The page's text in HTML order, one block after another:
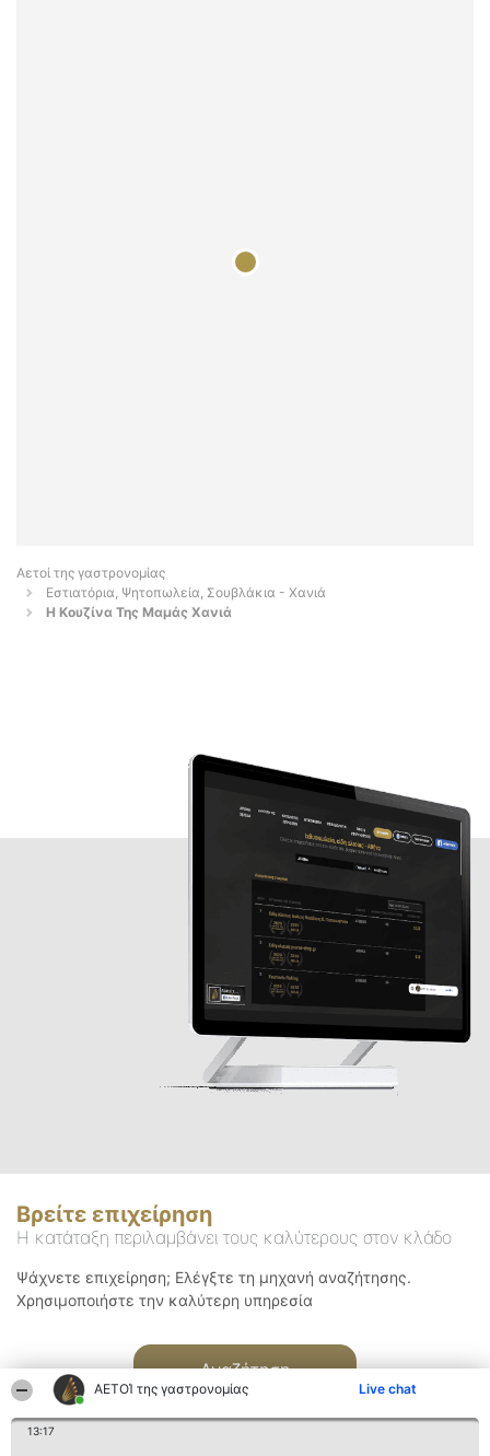
ΑΕΤΟΊ της γαστρονομίας Live chat
13:17
Αετοί της γαστρονομίας
Εστιατόρια, Ψητοπωλεία, Σουβλάκια - Χανιά
Η Κουζίνα Της Μαμάς Χανιά
Βρείτε επιχείρηση
Η κατάταξη περιλαμβάνει τους καλύτερους στον κλάδο
Ψάχνετε επιχείρηση; Ελέγξτε τη μηχανή αναζήτησης.
Χρησιμοποιήστε την καλύτερη υπηρεσία
Αναζήτηση